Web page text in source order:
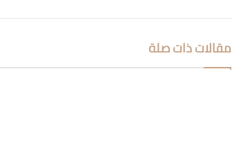
مقالات ذات صلة